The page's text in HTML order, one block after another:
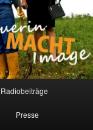
Radiobeiträge
Presse